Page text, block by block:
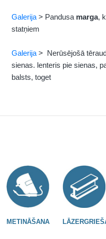
Galerija > Pandusa marga,
statņiem
Galerija > Nerūsējošā
sienas. lenteris pie sienas,
balsts, toget
METINĀŠANA